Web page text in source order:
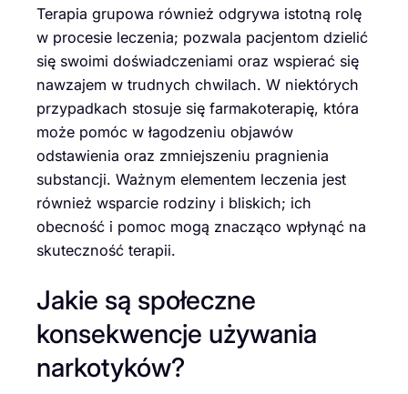
Terapia grupowa również odgrywa istotną rolę
w procesie leczenia; pozwala pacjentom dzielić
się swoimi doświadczeniami oraz wspierać się
nawzajem w trudnych chwilach. W niektórych
przypadkach stosuje się farmakoterapię, która
może pomóc w łagodzeniu objawów
odstawienia oraz zmniejszeniu pragnienia
substancji. Ważnym elementem leczenia jest
również wsparcie rodziny i bliskich; ich
obecność i pomoc mogą znacząco wpłynąć na
skuteczność terapii.
Jakie są społeczne
konsekwencje używania
narkotyków?